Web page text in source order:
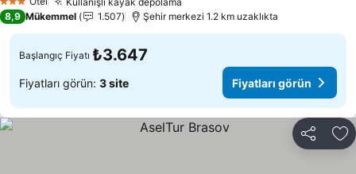
3 Yıldız
8,9 Mükemmel 1.507 Şehir merkezi 1.2 km uzaklıkta
Başlangıç Fiyatı ₺3.647
Fiyatları görün: 3 site Fiyatları görün
Paylaş